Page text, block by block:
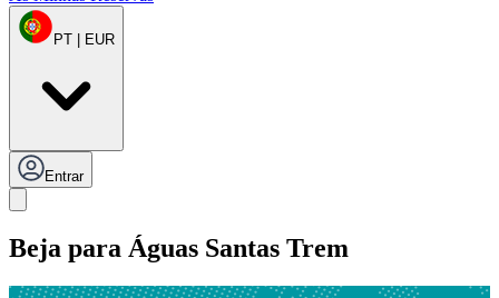
PT | EUR
Entrar
Beja para Águas Santas Trem